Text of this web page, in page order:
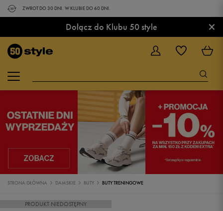
ZWROT DO 30 DNI. W KLUBIE DO 60 DNI.
Dołącz do Klubu 50 style ×
STRONA GŁÓWNA DAMSKIE BUTY BUTY TRENINGOWE
PRODUKT NIEDOSTĘPNY